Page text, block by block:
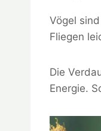
Vögel
Fliegen
Die
Energie.